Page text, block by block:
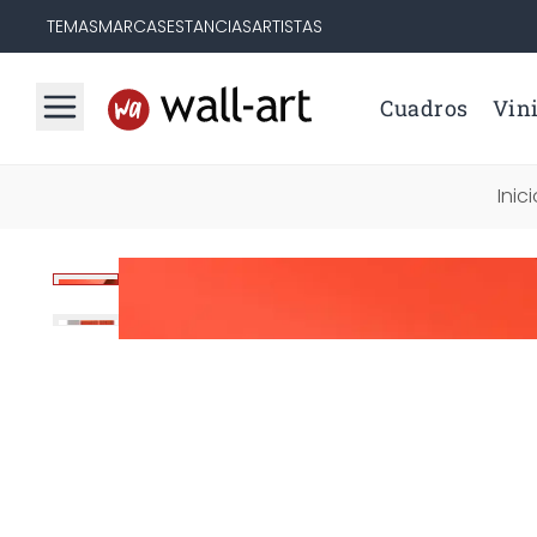
TEMASMARCASESTANCIASARTISTAS
Cuadros